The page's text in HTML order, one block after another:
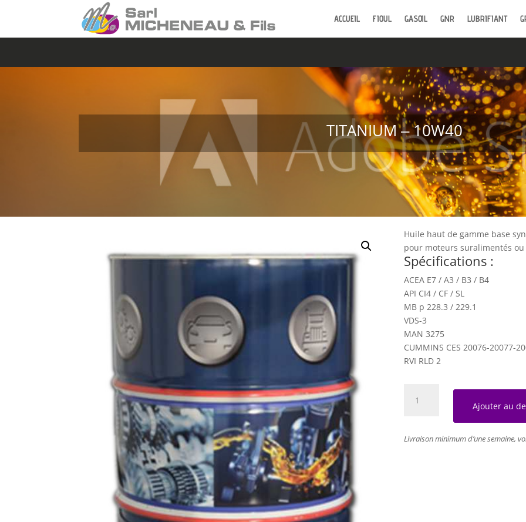
ACCUEIL FIOUL GASOIL GNR LUBRIFIANT
TITANIUM ‒ 10W40
Huile haut de gamme base
pour moteurs suralimentés ou
Spécifications :
ACEA E7 / A3 / B3 / B4
API CI4 / CF / SL
MB p 228.3 / 229.1
VDS-3
MAN 3275
CUMMINS CES 20076-20077-
RVI RLD 2
10W40
Ajouter au
Livraison minimum d’une semaine,